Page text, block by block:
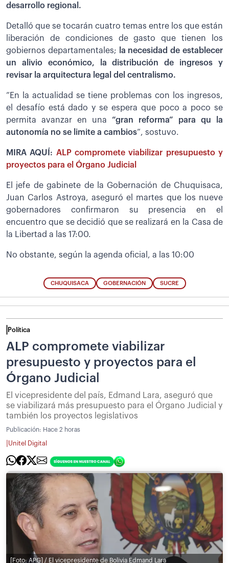
desarrollo regional.
Detalló que se tocarán cuatro temas entre los que están
liberación de condiciones de gasto que tienen los
gobiernos departamentales;
la necesidad de establecer
un alivio económico, la distribución de ingresos y
revisar la arquitectura legal del centralismo.
”En la actualidad se tiene problemas con los ingresos,
el desafío está dado y se espera que poco a poco se
permita avanzar en una “gran reforma” para qu la
autonomía no se limite a cambios”, sostuvo.
MIRA AQUÍ: ALP compromete viabilizar presupuesto y
proyectos para el Órgano Judicial
El jefe de gabinete de la Gobernación de Chuquisaca,
Juan Carlos Astroya, aseguró el martes que los nueve
gobernadores confirmaron su presencia en el
encuentro que se decidió que se realizará en la Casa de
la Libertad a las 17:00.
No obstante, según la agenda oficial, a las 10:00
CHUQUISACA GOBERNACIÓN SUCRE
Política
ALP compromete viabilizar
presupuesto y proyectos para el
Órgano Judicial
El vicepresidente del país, Edmand Lara, aseguró que
se viabilizará más presupuesto para el Órgano Judicial y
también los proyectos legislativos
Publicación: Hace 2 horas
Unitel Digital
[Foto: APG] / El vicepresidente de Bolivia Edmand Lara